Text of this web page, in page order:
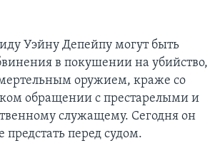
Уэйну Депейпу могут быть
в покушении на убийство,
оружием, краже со
обращении с престарелыми и
служащему. Сегодня он
перед судом.